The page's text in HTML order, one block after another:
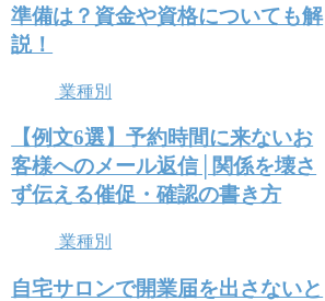
準備は？資金や資格についても解
説！
業種別
【例文6選】予約時間に来ないお
客様へのメール返信│関係を壊さ
ず伝える催促・確認の書き方
業種別
自宅サロンで開業届を出さないと